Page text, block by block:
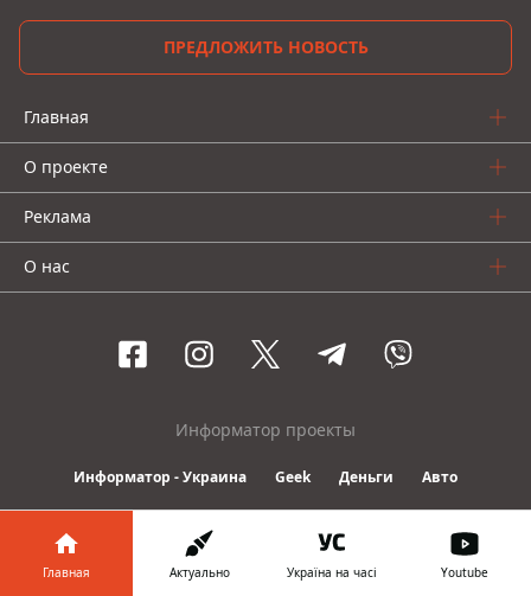
ПРЕДЛОЖИТЬ НОВОСТЬ
Главная
О проекте
Реклама
О нас
Информатор проекты
Информатор - Украина Geek Деньги Авто
© 2016-2026 Informator
Главная Актуально Україна на часі Youtube